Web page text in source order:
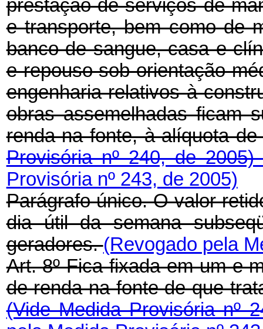
prestação de serviços de
e transporte, bem como de
banco de sangue, casa e
e repouso sob orientação
engenharia relativos à
obras assemelhadas ficam
renda na fonte, à alíquota
Provisória nº 240, de 2005)
Provisória nº 243, de 2005)
Parágrafo único. O valor
dia útil da semana
geradores.(Revogado pela
Art. 8º Fica fixada em um e
de renda na fonte de que
(Vide Medida Provisória nº